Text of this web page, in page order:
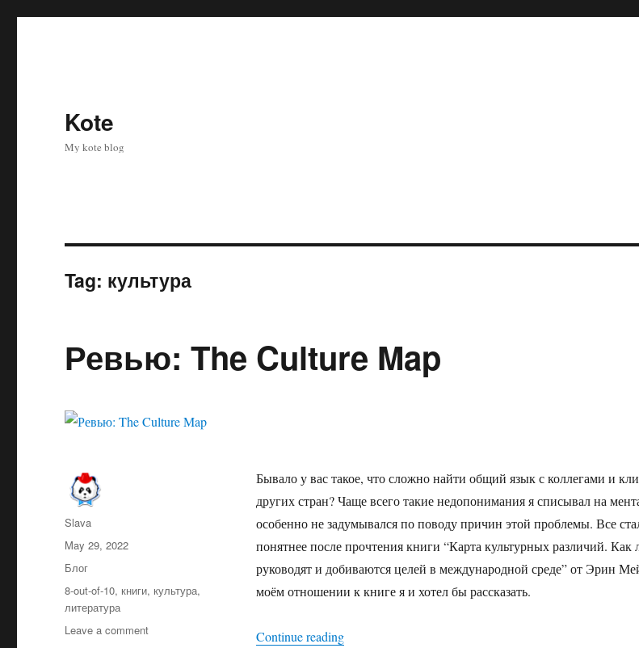
Kote
My kote blog
Tag: культура
Ревью: The Culture Map
Бывало у вас такое, что сложно найти общий язык с коллегами и
других стран? Чаще всего такие недопонимания я списывал на
особенно не задумывался по поводу причин этой проблемы. Все
понятнее после прочтения книги “Карта культурных различий.
руководят и добиваются целей в международной среде” от Эрин
моём отношении к книге я и хотел бы рассказать.
Continue reading“Ревью: The Culture Map”
Author
Slava
Posted
on
May 29, 2022
Categories
Блог
Tags
8-out-of-10, книги, культура,
литература
Leave a commenton